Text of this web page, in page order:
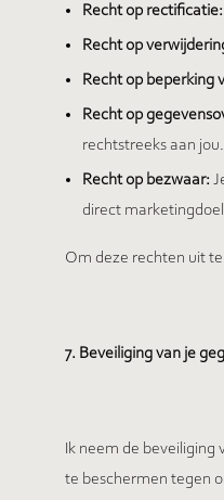
Recht op rectificatie:
Recht op
Recht op beperking
Recht op
rechtstreeks aan jou.
Recht op bezwaar:
direct
Om deze rechten uit
7. Beveiliging van je
Ik neem de
te beschermen tegen